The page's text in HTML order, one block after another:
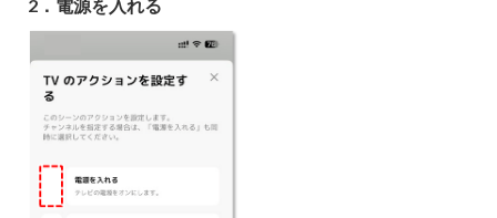
2．電源を入れる